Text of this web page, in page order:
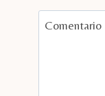
Comentario